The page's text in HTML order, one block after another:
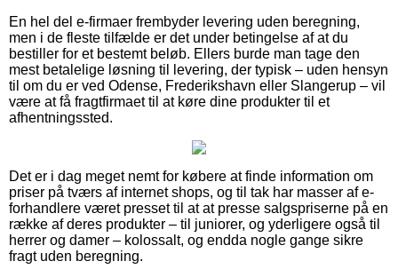
En hel del e-firmaer frembyder levering uden beregning,
men i de fleste tilfælde er det under betingelse af at du
bestiller for et bestemt beløb. Ellers burde man tage den
mest betalelige løsning til levering, der typisk – uden hensyn
til om du er ved Odense, Frederikshavn eller Slangerup – vil
være at få fragtfirmaet til at køre dine produkter til et
afhentningssted.
Det er i dag meget nemt for købere at finde information om
priser på tværs af internet shops, og til tak har masser af e-
forhandlere været presset til at at presse salgspriserne på en
række af deres produkter – til juniorer, og yderligere også til
herrer og damer – kolossalt, og endda nogle gange sikre
fragt uden beregning.